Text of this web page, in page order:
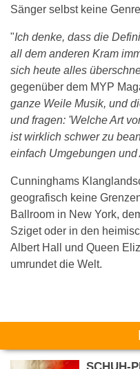
Sänger selbst keine
"Ich denke, dass die
all dem anderen Kram
sich heute alles
gegenüber dem MYP
ganze Weile Musik, und
und fragen: 'Welche Art
ist wirklich schwer zu
einfach Umgebungen und
Cunninghams
geografisch keine
Ballroom in New York,
Sziget oder in den
Albert Hall und Queen
umrundet die Welt.
Das könnte Dich